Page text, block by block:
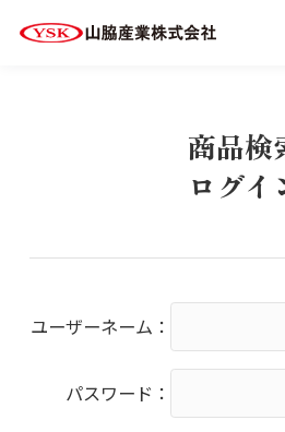
HOME 商品検索ログイン
商品検
ログイ
ユーザーネーム：
パスワード：